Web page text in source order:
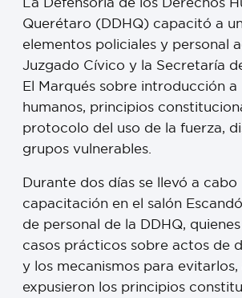
Querétaro (DDHQ) capacitó a
elementos policiales y personal
Juzgado Cívico y la Secretaría
El Marqués sobre introducción a
humanos, principios
protocolo del uso de la fuerza,
grupos vulnerables.
Durante dos días se llevó a cabo
capacitación en el salón
de personal de la DDHQ,
casos prácticos sobre actos de
y los mecanismos para evitarlos,
expusieron los principios